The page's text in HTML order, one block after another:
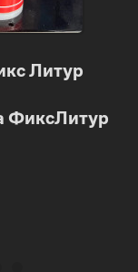
Литур
ФиксЛитур